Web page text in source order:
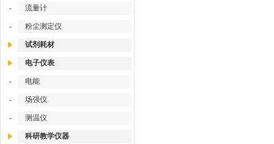
- 流量计
- 粉尘测定仪
试剂耗材
电子仪表
- 电能
- 场强仪
- 测温仪
科研教学仪器